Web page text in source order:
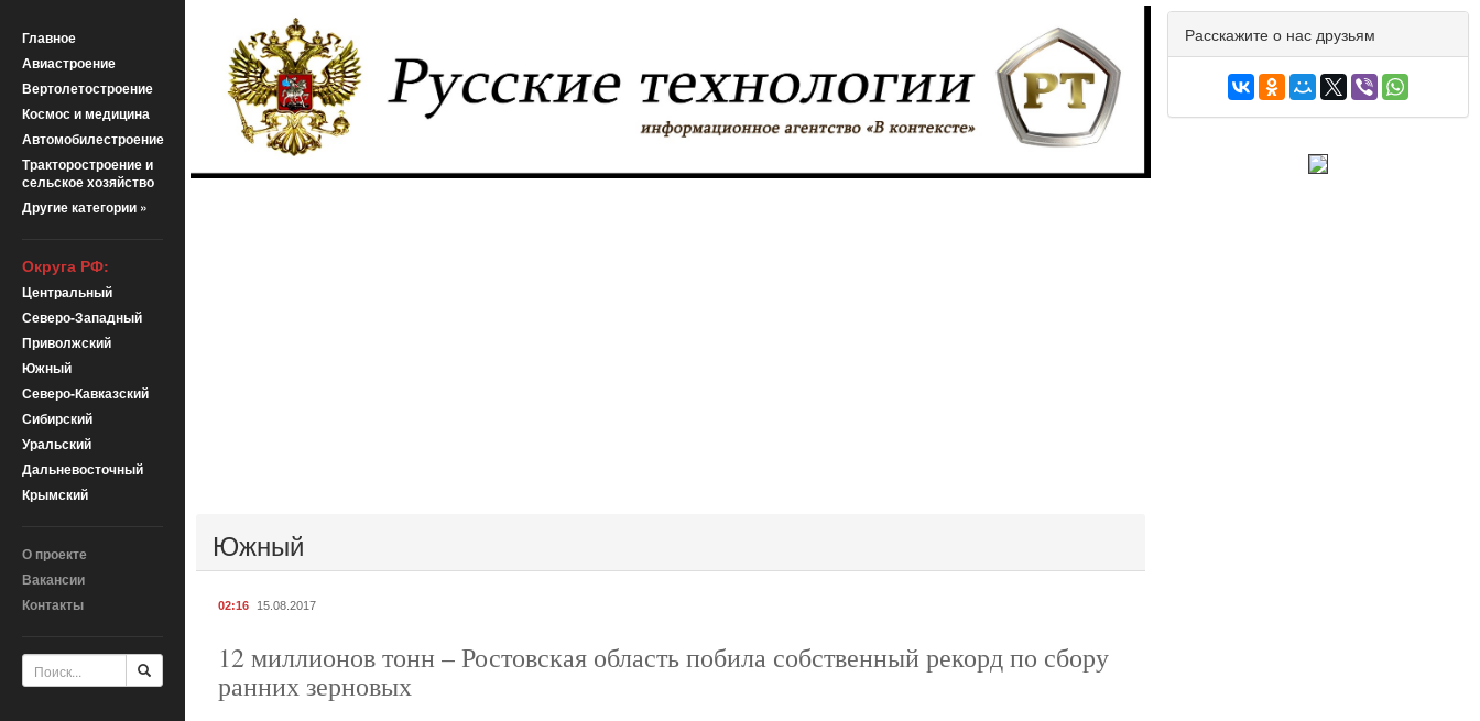
Главное
Авиастроение
Вертолетостроение
Космос и медицина
Автомобилестроение
Тракторостроение и
сельское хозяйство
Другие категории »
Округа РФ:
Центральный
Северо-Западный
Приволжский
Южный
Северо-Кавказский
Сибирский
Уральский
Дальневосточный
Крымский
О проекте
Вакансии
Контакты
Южный
02:16 15.08.2017
12 миллионов тонн – Ростовская область побила собственный рекорд по сбору
ранних зерновых
Расскажите о нас друзьям